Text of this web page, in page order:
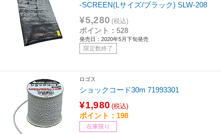
-SCREEN(Lサイズ/ブラック) SLW-208
¥5,280 (税込)
ポイント：528
発売日：2020年5月下旬発売
限定数終了
ロゴス
ショックコード30m 71993301
¥1,980 (税込)
ポイント：198
在庫限り